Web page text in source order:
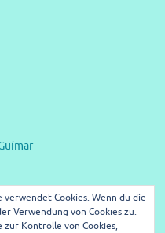
verwendet Cookies. Wenn du die
Verwendung von Cookies zu.
Kontrolle von Cookies,